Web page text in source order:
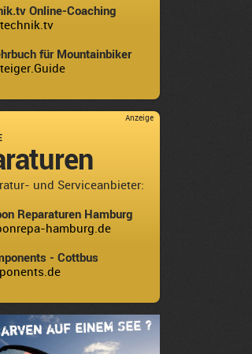
Online-Coaching
für Mountainbiker
Anzeige
und Serviceanbieter:
Reparaturen Hamburg
hamburg.de
- Cottbus